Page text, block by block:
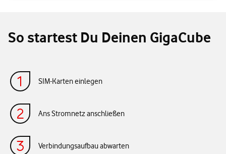
So startest Du Deinen GigaCube
SIM-Karten einlegen
Ans Stromnetz anschließen
Verbindungsaufbau abwarten